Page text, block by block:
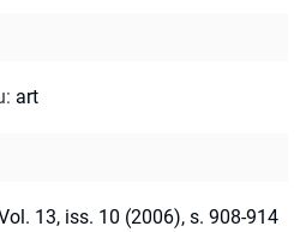
: art
13, iss. 10 (2006), s. 908-914